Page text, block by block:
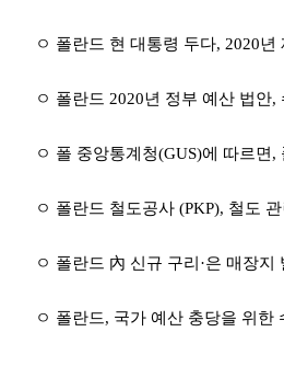
ㅇ 폴란드 현 대통령 두다, 2020년
ㅇ 폴란드 2020년 정부 예산 법안,
ㅇ 폴 중앙통계청(GUS)에 따르면 ,
ㅇ 폴란드 철도공사 (PKP), 철도
ㅇ 폴란드 內 신규 구리·은 매장지
ㅇ 폴란드, 국가 예산 충당을 위한